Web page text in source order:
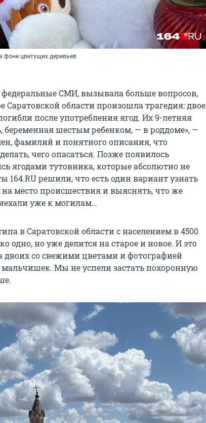
фоне цветущих деревьев
федеральные СМИ, вызывала больше вопросов,
Саратовской области произошла трагедия: двое
после употребления ягод. Их 9-летняя
беременная шестым ребенком, — в роддоме», —
фамилий и понятного описания, что
чего опасаться. Позже появилось
ягодами тутовника, которые абсолютно не
164.RU решили, что есть один вариант узнать
на место происшествия и выяснять, что же
уже к могилам…
в Саратовской области с населением в 4500
одно, но уже делится на старое и новое. И это
двоих со свежими цветами и фотографией
Мы не успели застать похоронную